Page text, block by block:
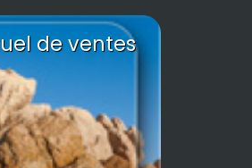
de ventes